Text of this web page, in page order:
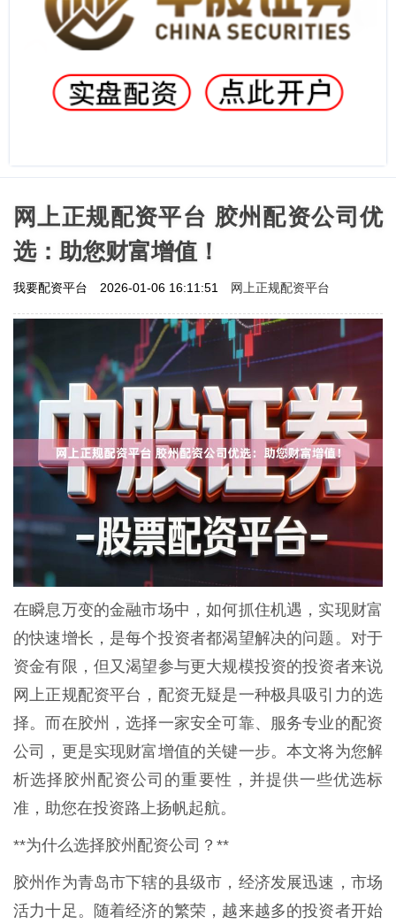
网上正规配资平台 胶州配资公司优
选：助您财富增值！
我要配资平台 2026-01-06 16:11:51 网上正规配资平台
在瞬息万变的金融市场中，如何抓住机遇，实现财富
的快速增长，是每个投资者都渴望解决的问题。对于
资金有限，但又渴望参与更大规模投资的投资者来说
网上正规配资平台，配资无疑是一种极具吸引力的选
择。而在胶州，选择一家安全可靠、服务专业的配资
公司，更是实现财富增值的关键一步。本文将为您解
析选择胶州配资公司的重要性，并提供一些优选标
准，助您在投资路上扬帆起航。
**为什么选择胶州配资公司？**
胶州作为青岛市下辖的县级市，经济发展迅速，市场
活力十足。随着经济的繁荣，越来越多的投资者开始